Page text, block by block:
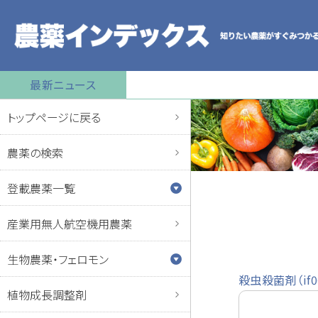
最新ニュース
トップページに戻る
農薬の検索
登載農薬一覧
産業用無人航空機用農薬
生物農薬・フェロモン
植物成長調整剤
殺虫殺菌剤（